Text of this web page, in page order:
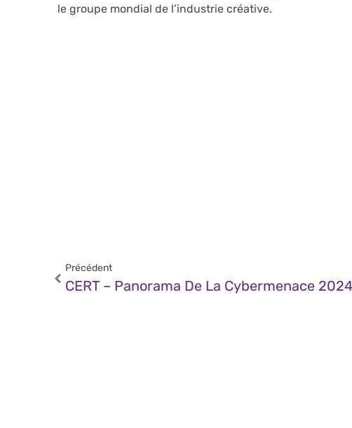
le groupe mondial de l’industrie créative.
Précédent
CERT – Panorama De La Cybermenace